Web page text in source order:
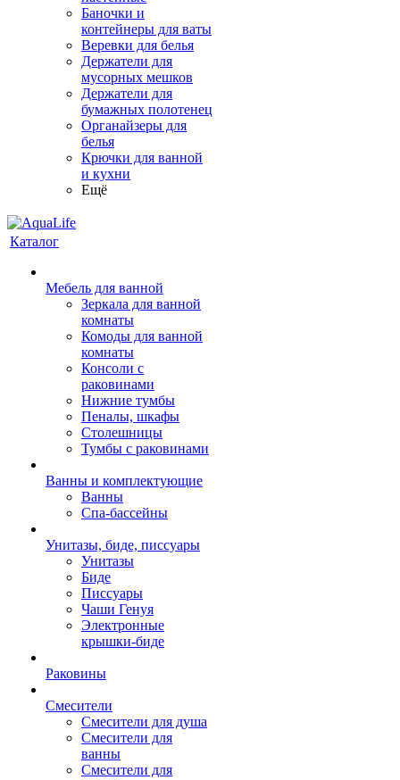
Баночки и
контейнеры для ваты
Веревки для белья
Держатели для
мусорных мешков
Держатели для
бумажных полотенец
Органайзеры для
белья
Крючки для ванной
и кухни
Ещё
Каталог
Мебель для ванной
Зеркала для ванной
комнаты
Комоды для ванной
комнаты
Консоли с
раковинами
Нижние тумбы
Пеналы, шкафы
Столешницы
Тумбы с раковинами
Ванны и комплектующие
Ванны
Спа-бассейны
Унитазы, биде, писсуары
Унитазы
Биде
Писсуары
Чаши Генуя
Электронные
крышки-биде
Раковины
Смесители
Смесители для душа
Смесители для
ванны
Смесители для